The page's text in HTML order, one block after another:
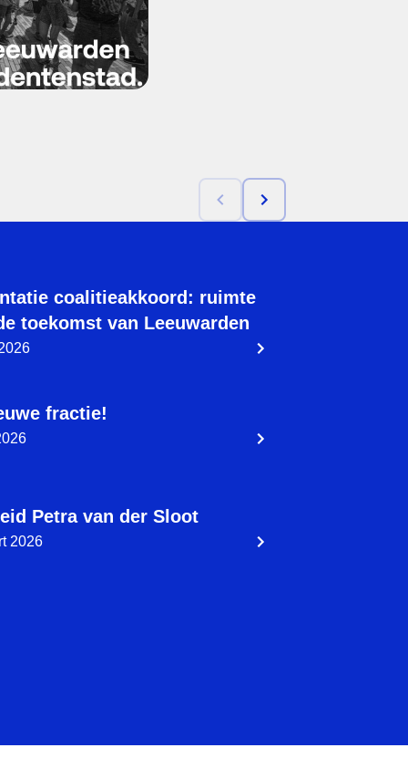
coalitieakkoord: ruimte
toekomst van Leeuwarden
fractie!
Petra van der Sloot
2026